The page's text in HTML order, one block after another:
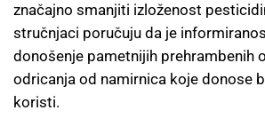
značajno smanjiti izloženost
stručnjaci poručuju da je
donošenje pametnijih prehrambenih
odricanja od namirnica koje donose
koristi.